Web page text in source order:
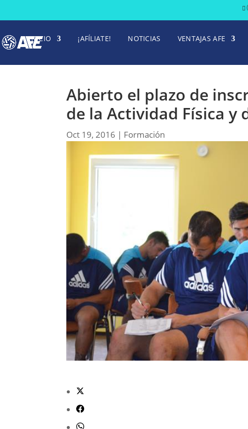
INICIO ¡AFÍLIATE! NOTICIAS VENTAJAS AFE
Abierto el plazo de
de la Actividad Física y
Oct 19, 2016 | Formación